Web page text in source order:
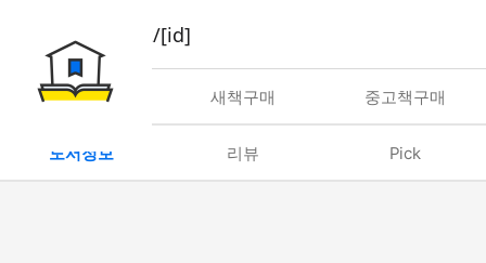
book/rent/[id]
대여 새책구매 중고책구매
도서정보 리뷰 Pick